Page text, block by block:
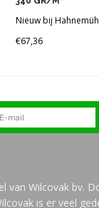
Nieuw bij
€67,36
van Wilcovak bv.
is er veel